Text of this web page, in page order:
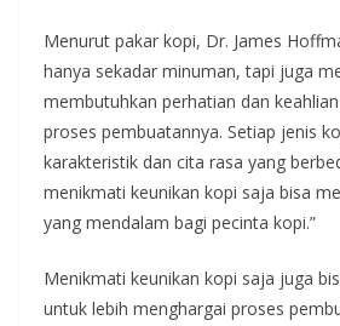
Menurut pakar kopi, Dr. James
hanya sekadar minuman, tapi juga
membutuhkan perhatian dan
proses pembuatannya. Setiap jenis
karakteristik dan cita rasa yang
menikmati keunikan kopi saja bisa
yang mendalam bagi pecinta kopi.”
Menikmati keunikan kopi saja juga
untuk lebih menghargai proses